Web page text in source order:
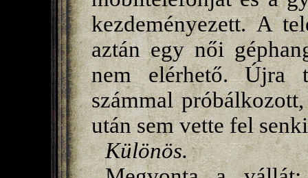
kezdeményezett. A
aztán egy női
nem elérhető. Újra
számmal
után sem vette fel
Különös.